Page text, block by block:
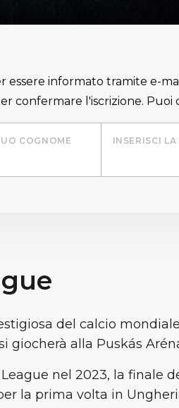
essere informato tramite e-
confermare l'iscrizione.
COGNOME INSERISCI
del calcio
giocherà alla Puskás
nel 2023, la finale
la prima volta in